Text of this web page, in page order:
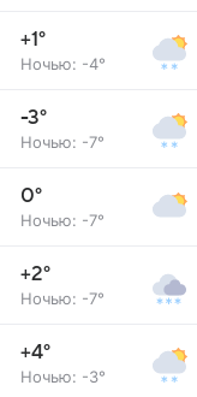
+1°
Ночью: -4°
-3°
Ночью: -7°
0°
Ночью: -7°
+2°
Ночью: -7°
+4°
Ночью: -3°